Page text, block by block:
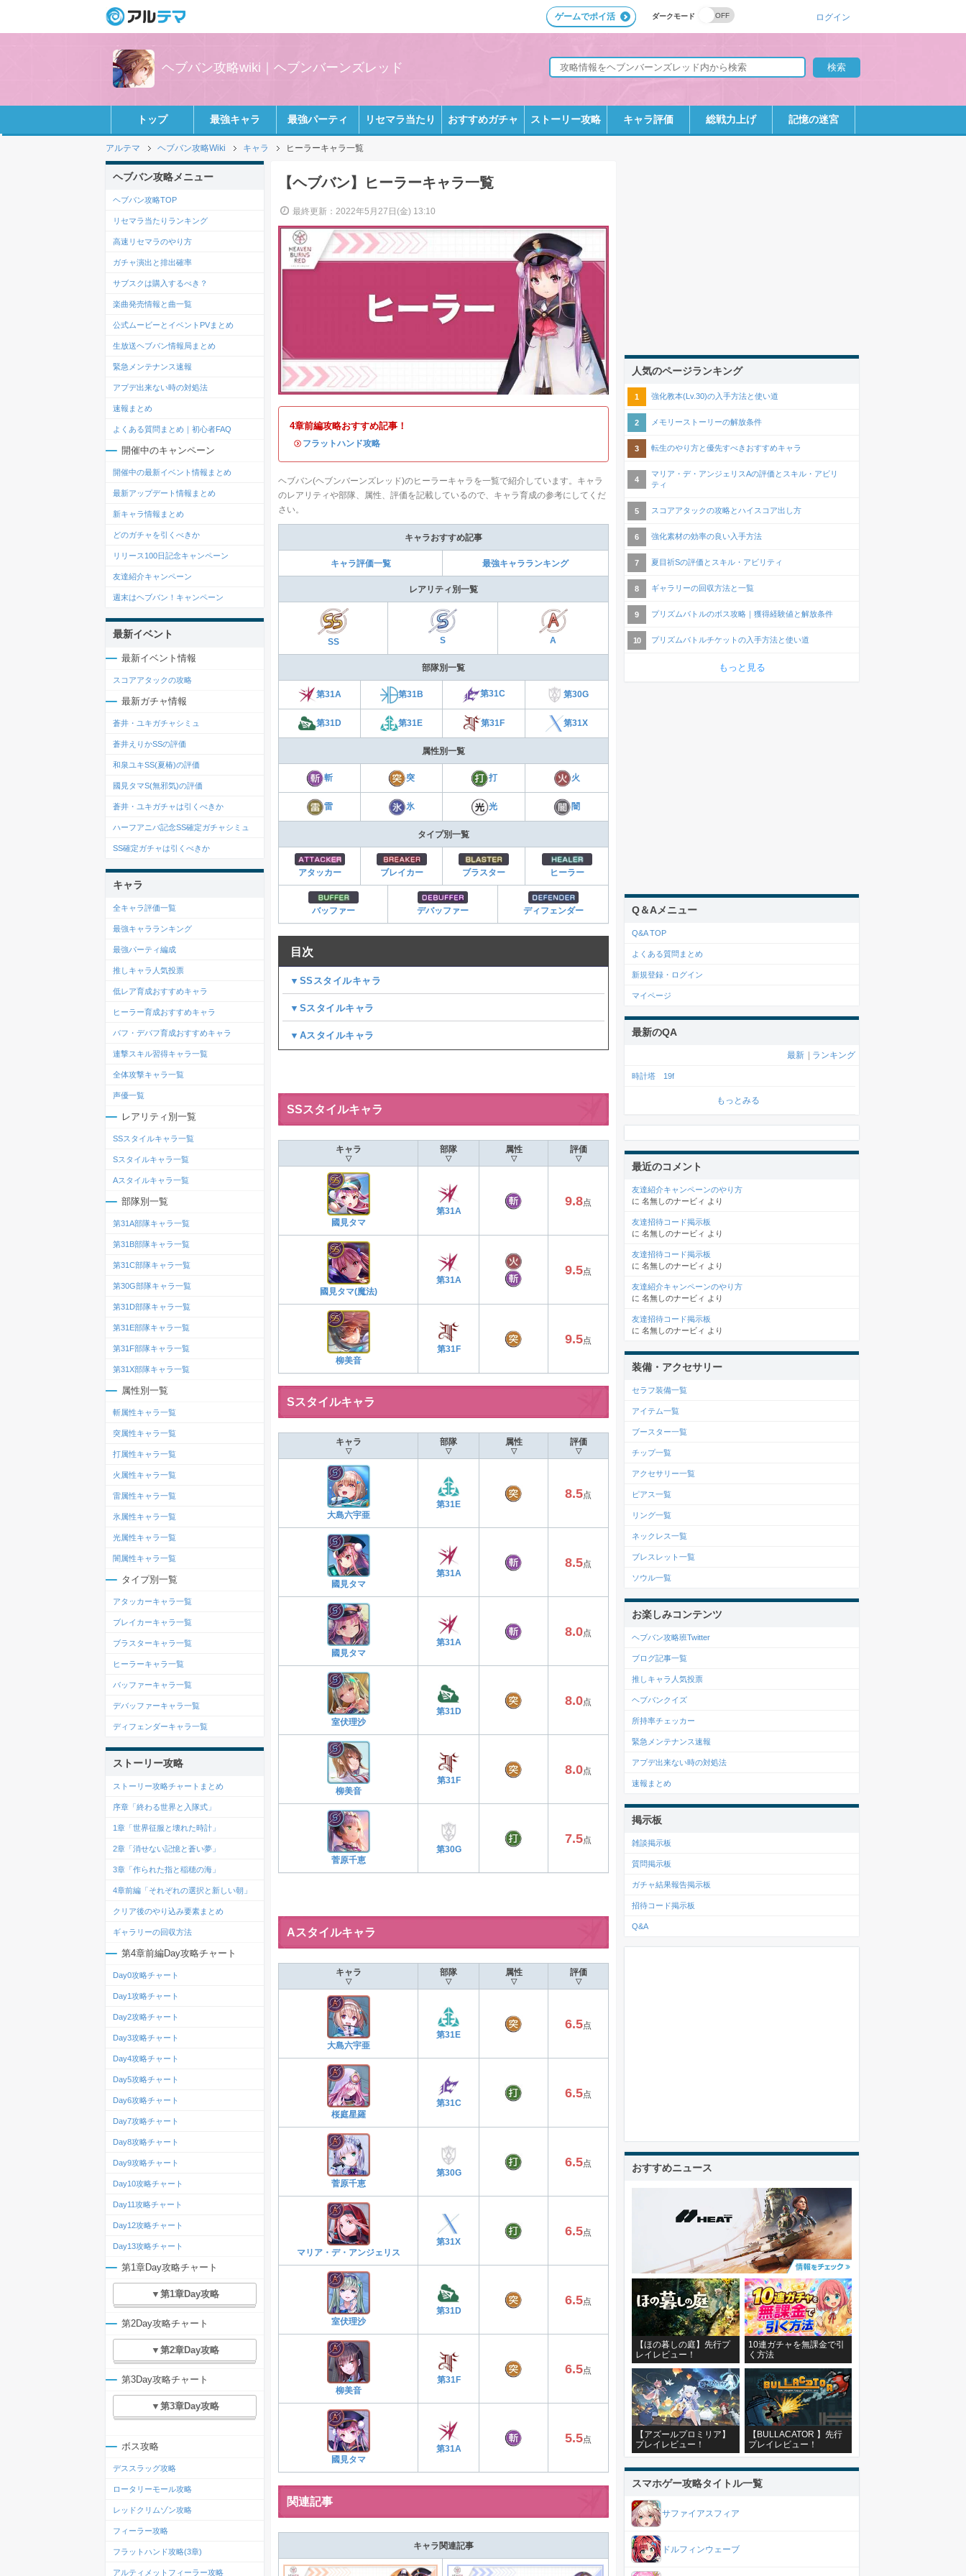
ダークモード
ゲームでポイ活 ログイン
ヘブバン攻略wiki｜ヘブンバーンズレッド
トップ 最強キャラ 最強パーティ リセマラ当たり おすすめガチャ ストーリー攻略 キャラ評価 総戦力上げ 記憶の迷宮
アルテマ ヘブバン攻略Wiki キャラ ヒーラーキャラ一覧
【ヘブバン】ヒーラーキャラ一覧
最終更新：2022年5月27日(金) 13:10
4章前編攻略おすすめ記事！
・ フラットハンド攻略
ヘブバン(ヘブンバーンズレッド)のヒーラーキャラを一覧で紹介しています。キャラ
のレアリティや部隊、属性、評価を記載しているので、キャラ育成の参考にしてくだ
さい。
キャラおすすめ記事
キャラ評価一覧 最強キャラランキング
レアリティ別一覧
SS S A
部隊別一覧
第31A 第31B 第31C 第30G
第31D 第31E 第31F 第31X
属性別一覧
斬 突 打 火
雷 氷 光 闇
タイプ別一覧
アタッカー ブレイカー ブラスター ヒーラー
バッファー デバッファー ディフェンダー
目次
▼SSスタイルキャラ
▼Sスタイルキャラ
▼Aスタイルキャラ
SSスタイルキャラ
キャラ
▽
部隊
▽
属性
▽
評価
▽
國見タマ
第31A
9.8点
國見タマ(魔法)
第31A
9.5点
柳美音
第31F
9.5点
Sスタイルキャラ
キャラ
▽
部隊
▽
属性
▽
評価
▽
大島六宇亜
第31E
8.5点
國見タマ
第31A
8.5点
國見タマ
第31A
8.0点
室伏理沙
第31D
8.0点
柳美音
第31F
8.0点
菅原千恵
第30G
7.5点
Aスタイルキャラ
キャラ
▽
部隊
▽
属性
▽
評価
▽
大島六宇亜
第31E
6.5点
桜庭星羅
第31C
6.5点
菅原千恵
第30G
6.5点
マリア・デ・アンジェリス
第31X
6.5点
室伏理沙
第31D
6.5点
柳美音
第31F
6.5点
國見タマ
第31A
5.5点
関連記事
キャラ関連記事
ヘブバン攻略メニュー
ヘブバン攻略TOP
リセマラ当たりランキング
高速リセマラのやり方
ガチャ演出と排出確率
サブスクは購入するべき？
楽曲発売情報と曲一覧
公式ムービーとイベントPVまとめ
生放送ヘブバン情報局まとめ
緊急メンテナンス速報
アプデ出来ない時の対処法
速報まとめ
よくある質問まとめ｜初心者FAQ
開催中のキャンペーン
開催中の最新イベント情報まとめ
最新アップデート情報まとめ
新キャラ情報まとめ
どのガチャを引くべきか
リリース100日記念キャンペーン
友達紹介キャンペーン
週末はヘブバン！キャンペーン
最新イベント
最新イベント情報
スコアアタックの攻略
最新ガチャ情報
蒼井・ユキガチャシミュ
蒼井えりかSSの評価
和泉ユキSS(夏椿)の評価
國見タマS(無邪気)の評価
蒼井・ユキガチャは引くべきか
ハーフアニバ記念SS確定ガチャシミュ
SS確定ガチャは引くべきか
キャラ
全キャラ評価一覧
最強キャラランキング
最強パーティ編成
推しキャラ人気投票
低レア育成おすすめキャラ
ヒーラー育成おすすめキャラ
バフ・デバフ育成おすすめキャラ
連撃スキル習得キャラ一覧
全体攻撃キャラ一覧
声優一覧
レアリティ別一覧
SSスタイルキャラ一覧
Sスタイルキャラ一覧
Aスタイルキャラ一覧
部隊別一覧
第31A部隊キャラ一覧
第31B部隊キャラ一覧
第31C部隊キャラ一覧
第30G部隊キャラ一覧
第31D部隊キャラ一覧
第31E部隊キャラ一覧
第31F部隊キャラ一覧
第31X部隊キャラ一覧
属性別一覧
斬属性キャラ一覧
突属性キャラ一覧
打属性キャラ一覧
火属性キャラ一覧
雷属性キャラ一覧
氷属性キャラ一覧
光属性キャラ一覧
闇属性キャラ一覧
タイプ別一覧
アタッカーキャラ一覧
ブレイカーキャラ一覧
ブラスターキャラ一覧
ヒーラーキャラ一覧
バッファーキャラ一覧
デバッファーキャラ一覧
ディフェンダーキャラ一覧
ストーリー攻略
ストーリー攻略チャートまとめ
序章「終わる世界と入隊式」
1章「世界征服と壊れた時計」
2章「消せない記憶と蒼い夢」
3章「作られた指と稲穂の海」
4章前編「それぞれの選択と新しい朝」
クリア後のやり込み要素まとめ
ギャラリーの回収方法
第4章前編Day攻略チャート
Day0攻略チャート
Day1攻略チャート
Day2攻略チャート
Day3攻略チャート
Day4攻略チャート
Day5攻略チャート
Day6攻略チャート
Day7攻略チャート
Day8攻略チャート
Day9攻略チャート
Day10攻略チャート
Day11攻略チャート
Day12攻略チャート
Day13攻略チャート
第1章Day攻略チャート
▼第1章Day攻略
第2Day攻略チャート
▼第2章Day攻略
第3Day攻略チャート
▼第3章Day攻略
ボス攻略
デススラッグ攻略
ロータリーモール攻略
レッドクリムゾン攻略
フィーラー攻略
フラットハンド攻略(3章)
アルティメットフィーラー攻略
人気のページランキング
強化教本(Lv.30)の入手方法と使い道
メモリーストーリーの解放条件
転生のやり方と優先すべきおすすめキャラ
マリア・デ・アンジェリスAの評価とスキル・アビリ
ティ
スコアアタックの攻略とハイスコア出し方
強化素材の効率の良い入手方法
夏目祈Sの評価とスキル・アビリティ
ギャラリーの回収方法と一覧
プリズムバトルのボス攻略｜獲得経験値と解放条件
プリズムバトルチケットの入手方法と使い道
もっと見る
Q＆Aメニュー
Q&A TOP
よくある質問まとめ
新規登録・ログイン
マイページ
最新のQA
最新 ランキング
時計塔 19f
もっとみる
最近のコメント
友達紹介キャンペーンのやり方
に 名無しのナービィ より
友達招待コード掲示板
に 名無しのナービィ より
友達招待コード掲示板
に 名無しのナービィ より
友達紹介キャンペーンのやり方
に 名無しのナービィ より
友達招待コード掲示板
に 名無しのナービィ より
装備・アクセサリー
セラフ装備一覧
アイテム一覧
ブースター一覧
チップ一覧
アクセサリー一覧
ピアス一覧
リング一覧
ネックレス一覧
ブレスレット一覧
ソウル一覧
お楽しみコンテンツ
ヘブバン攻略班Twitter
ブログ記事一覧
推しキャラ人気投票
ヘブバンクイズ
所持率チェッカー
緊急メンテナンス速報
アプデ出来ない時の対処法
速報まとめ
掲示板
雑談掲示板
質問掲示板
ガチャ結果報告掲示板
招待コード掲示板
Q&A
おすすめニュース
【ほの暮しの庭】先行プ
レイレビュー！
10連ガチャを無課金で引
く方法
【アズールプロミリア】
プレイレビュー！
【BULLACATOR 】先行
プレイレビュー！
スマホゲー攻略タイトル一覧
サファイアスフィア
ドルフィンウェーブ